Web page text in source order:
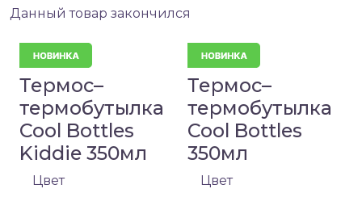
Данный товар закончился
Термос–
термобутылка
Cool Bottles
Kiddie 350мл
Цвет
Термос–
термобутылка
Cool Bottles
350мл
Цвет